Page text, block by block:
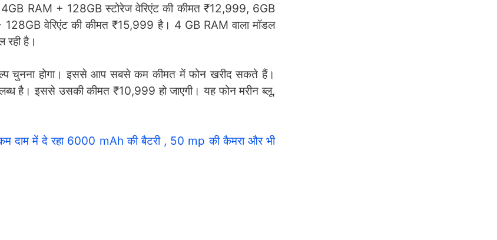
RAM + 128GB स्टोरेज वेरिएंट की कीमत ₹12,999, 6GB
वेरिएंट की कीमत ₹15,999 है। 4 GB RAM वाला मॉडल
है।
चुनना होगा। इससे आप सबसे कम कीमत में फोन खरीद सकते हैं।
है। इससे उसकी कीमत ₹10,999 हो जाएगी। यह फोन मरीन ब्लू,
में दे रहा 6000 mAh की बैटरी , 50 mp की कैमरा और भी